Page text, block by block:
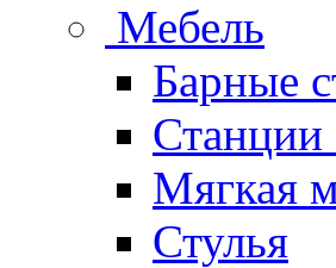
Мебель
Барные
Станции
Мягкая
Стулья